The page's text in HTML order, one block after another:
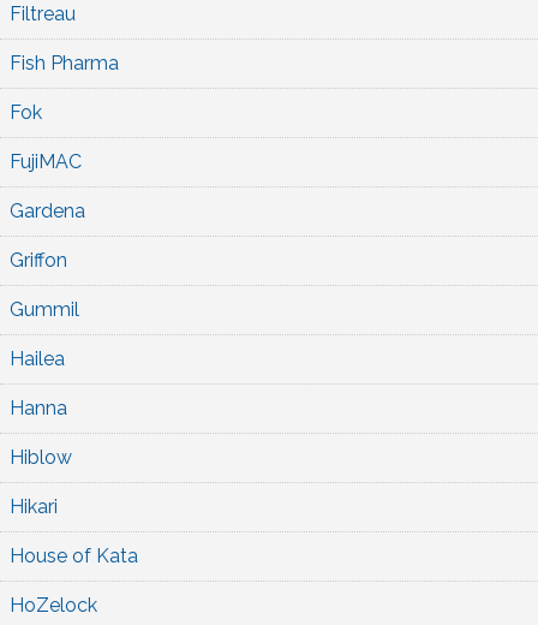
Filtreau
Fish Pharma
Fok
FujiMAC
Gardena
Griffon
Gummil
Hailea
Hanna
Hiblow
Hikari
House of Kata
HoZelock